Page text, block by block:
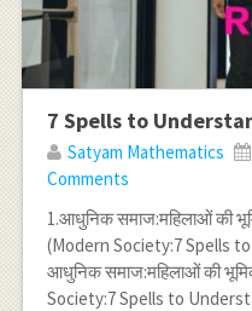
7 Spells to
Satyam Mathematics
Comments
1.आधुनिक समाज:महिलाओं की
(Modern Society:7 Spells
आधुनिक समाज:महिलाओं की
Society:7 Spells to